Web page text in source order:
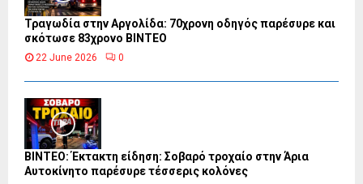
Τραγωδία στην Αργολίδα: 70χρονη οδηγός παρέσυρε και
σκότωσε 83χρονο ΒΙΝΤΕΟ
22 June 2026 0
ΒΙΝΤΕΟ: Έκτακτη είδηση: Σοβαρό τροχαίο στην Άρια
Αυτοκίνητο παρέσυρε τέσσερις κολόνες